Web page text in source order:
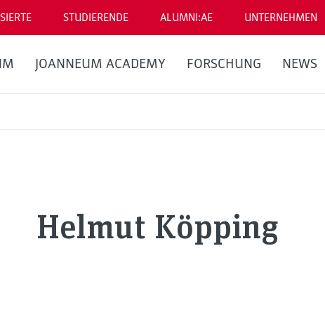
STUDIERENDE ALUMNI:AE UNTERNEHMEN
JOANNEUM ACADEMY FORSCHUNG NEWS
Helmut Köpping